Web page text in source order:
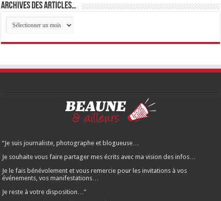
Archives des articles…
Archives
des
articles…
“Je suis journaliste, photographe et blogueuse…
Je souhaite vous faire partager mes écrits avec ma vision des infos…
Je le fais bénévolement et vous remercie pour les invitations à vos
événements, vos manifestations…
Je reste à votre disposition…”